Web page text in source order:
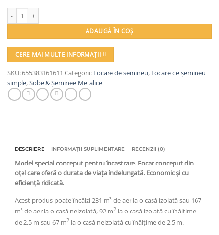
ADAUGĂ ÎN COȘ
CERE MAI MULTE INFORMAȚII
SKU:655383161611 Categorii: Focare de semineu, Focare de șemineu
simple,Sobe & Șeminee Metalice
DESCRIERE INFORMAȚII SUPLIMENTARE RECENZII (0)
Model special conceput pentru încastrare. Focar conceput din
oțel care oferă o durata de viața îndelungată. Economic și cu
eficiență ridicată.
Acest produs poate încălzi 231 m³ de aer la o casă izolată sau 167
m³ de aer la o casă neizolată, 92 m2 la o casă izolată cu înălțime
de 2,5 m sau 67 m2 la o casă neizolată cu înălțime de 2,5 m.